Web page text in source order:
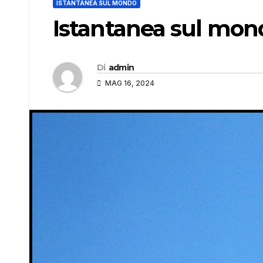
ISTANTANEA SUL MONDO
Istantanea sul
Di admin
MAG 16, 2024